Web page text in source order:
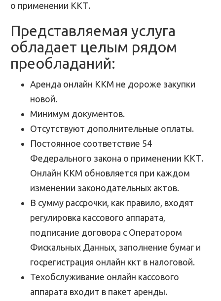
о применении ККТ.
Представляемая услуга
обладает целым рядом
преобладаний:
Аренда онлайн ККМ не дороже закупки
новой.
Минимум документов.
Отсутствуют дополнительные оплаты.
Постоянное соответствие 54
Федерального закона о применении ККТ.
Онлайн ККМ обновляется при каждом
изменении законодательных актов.
В сумму рассрочки, как правило, входят
регулировка кассового аппарата,
подписание договора с Оператором
Фискальных Данных, заполнение бумаг и
госрегистрация онлайн ккт в налоговой.
Техобслуживание онлайн кассового
аппарата входит в пакет аренды.